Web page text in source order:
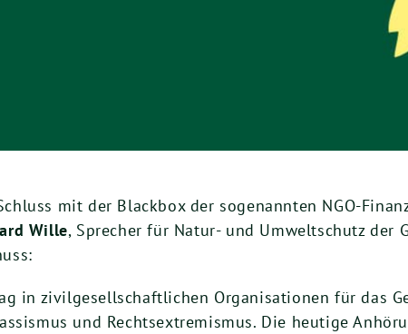
mit der Blackbox der sogenannten NGO-
Wille, Sprecher für Natur- und Umweltschutz der
in zivilgesellschaftlichen Organisationen für das
und Rechtsextremismus. Die heutige